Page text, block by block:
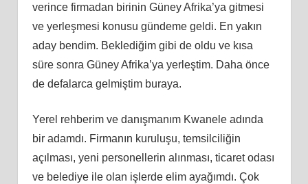
verince firmadan birinin Güney Afrika’ya gitmesi
ve yerleşmesi konusu gündeme geldi. En yakın
aday bendim. Beklediğim gibi de oldu ve kısa
süre sonra Güney Afrika’ya yerleştim. Daha önce
de defalarca gelmiştim buraya.
Yerel rehberim ve danışmanım Kwanele adında
bir adamdı. Firmanın kuruluşu, temsilciliğin
açılması, yeni personellerin alınması, ticaret odası
ve belediye ile olan işlerde elim ayağımdı. Çok